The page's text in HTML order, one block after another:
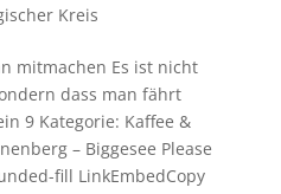
Kreis
mitmachen Es ist nicht
dass man fährt
9 Kategorie: Kaffee &
– Biggesee Please
fill LinkEmbedCopy